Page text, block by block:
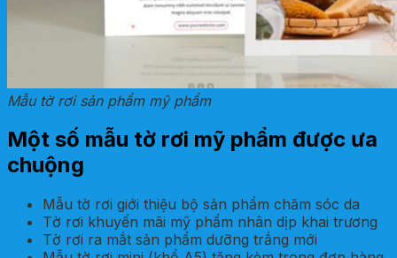
Mẫu tờ rơi sản phẩm mỹ phẩm
Một số mẫu tờ rơi mỹ phẩm được ưa
chuộng
Mẫu tờ rơi giới thiệu bộ sản phẩm chăm sóc da
Tờ rơi khuyến mãi mỹ phẩm nhân dịp khai trương
Tờ rơi ra mắt sản phẩm dưỡng trắng mới